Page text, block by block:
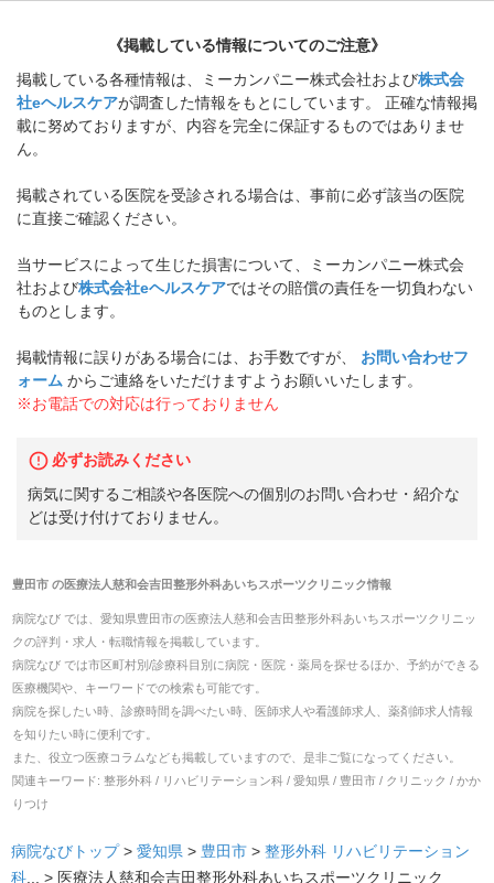
《掲載している情報についてのご注意》
掲載している各種情報は、ミーカンパニー株式会社および株式会
社eヘルスケアが調査した情報をもとにしています。 正確な情報掲
載に努めておりますが、内容を完全に保証するものではありませ
ん。
掲載されている医院を受診される場合は、事前に必ず該当の医院
に直接ご確認ください。
当サービスによって生じた損害について、ミーカンパニー株式会
社および株式会社eヘルスケアではその賠償の責任を一切負わない
ものとします。
掲載情報に誤りがある場合には、お手数ですが、
お問い合わせフ
ォーム からご連絡をいただけますようお願いいたします。
※お電話での対応は行っておりません
必ずお読みください
病気に関するご相談や各医院への個別のお問い合わせ・紹介な
どは受け付けておりません。
豊田市の医療法人慈和会吉田整形外科あいちスポーツクリニック情報
病院なび では、 愛知県豊田市の医療法人慈和会吉田整形外科あいちスポーツクリニッ
クの評判・求人・転職情報を掲載しています。
病院なび では市区町村別/診療科目別に病院・医院・薬局を探せるほか、予約ができる
医療機関や、キーワードでの検索も可能です。
病院を探したい時、診療時間を調べたい時、医師求人や看護師求人、薬剤師求人情報
を知りたい時に便利です。
また、役立つ医療コラムなども掲載していますので、是非ご覧になってください。
関連キーワード: 整形外科 / リハビリテーション科 / 愛知県 / 豊田市 / クリニック / かか
りつけ
病院なびトップ > 愛知県 > 豊田市 > 整形外科 リハビリテーション
科... > 医療法人慈和会吉田整形外科あいちスポーツクリニック